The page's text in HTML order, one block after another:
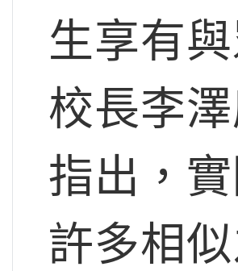
生享有
校長李
指出，
許多相